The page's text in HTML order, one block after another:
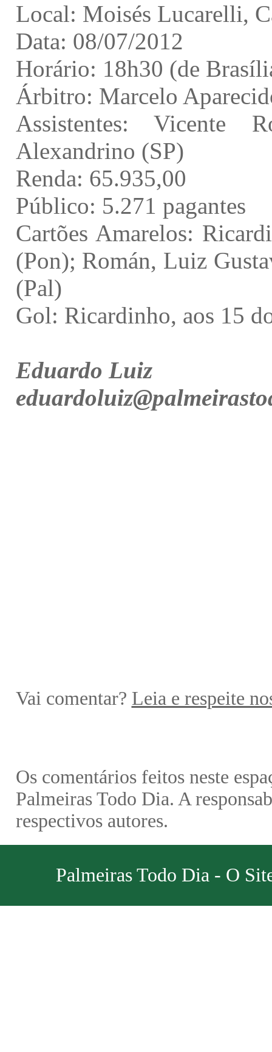
Local: Moisés Lucarelli,
Data: 08/07/2012
Horário: 18h30 (de
Árbitro: Marcelo
Assistentes: Vicente
Alexandrino (SP)
Renda: 65.935,00
Público: 5.271 pagantes
Cartões Amarelos:
(Pon); Román, Luiz
(Pal)
Gol: Ricardinho, aos 15
Eduardo Luiz
Vai comentar? Leia e respeite
Os comentários feitos neste
Palmeiras Todo Dia. A
respectivos autores.
Palmeiras Todo Dia - O